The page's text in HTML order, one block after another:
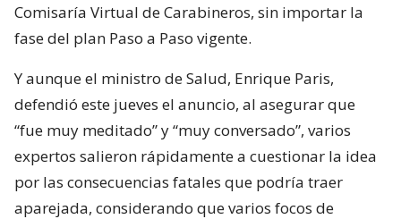
Comisaría Virtual de Carabineros, sin importar la
fase del plan Paso a Paso vigente.
Y aunque el ministro de Salud, Enrique Paris,
defendió este jueves el anuncio, al asegurar que
“fue muy meditado” y “muy conversado”, varios
expertos salieron rápidamente a cuestionar la idea
por las consecuencias fatales que podría traer
aparejada, considerando que varios focos de